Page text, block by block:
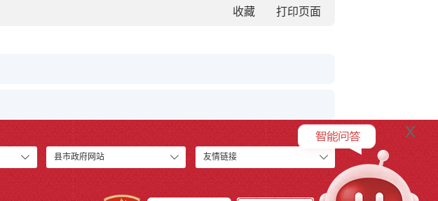
收藏
县市政府网站 友情链接
x